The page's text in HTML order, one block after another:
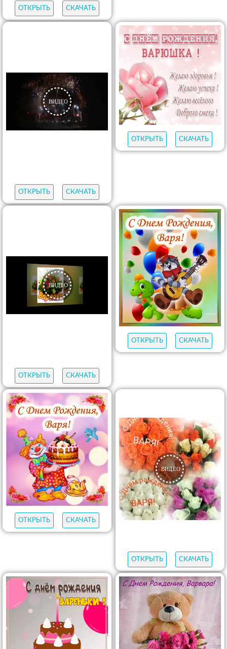
ОТКРЫТЬ СКАЧАТЬ
ОТКРЫТЬ СКАЧАТЬ
ОТКРЫТЬ СКАЧАТЬ
ОТКРЫТЬ СКАЧАТЬ
ОТКРЫТЬ СКАЧАТЬ
ОТКРЫТЬ СКАЧАТЬ
ОТКРЫТЬ СКАЧАТЬ